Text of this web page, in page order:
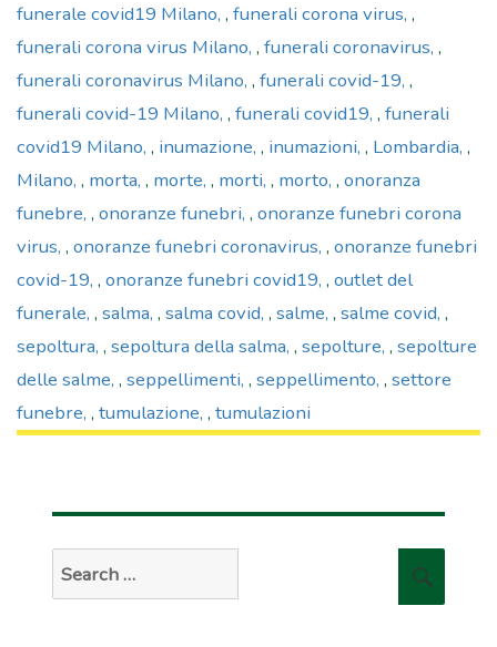
funerale covid19 Milano , funerali corona virus ,
funerali corona virus Milano , funerali coronavirus ,
funerali coronavirus Milano , funerali covid-19 ,
funerali covid-19 Milano , funerali covid19 , funerali
covid19 Milano , inumazione , inumazioni , Lombardia ,
Milano , morta , morte , morti , morto , onoranza
funebre , onoranze funebri , onoranze funebri corona
virus , onoranze funebri coronavirus , onoranze funebri
covid-19 , onoranze funebri covid19 , outlet del
funerale , salma , salma covid , salme , salme covid ,
sepoltura , sepoltura della salma , sepolture , sepolture
delle salme , seppellimenti , seppellimento , settore
funebre , tumulazione , tumulazioni
for: